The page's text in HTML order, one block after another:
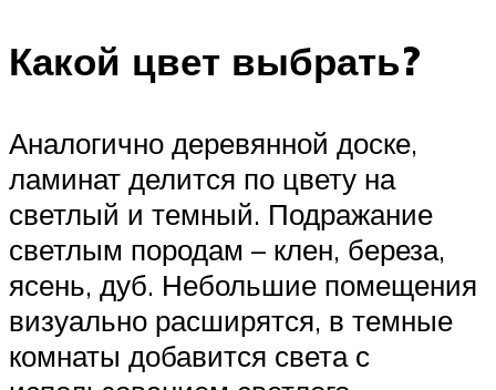
Какой цвет выбрать?
Аналогично деревянной доске,
ламинат делится по цвету на
светлый и темный. Подражание
светлым породам – клен, береза,
ясень, дуб. Небольшие помещения
визуально расширятся, в темные
комнаты добавится света с